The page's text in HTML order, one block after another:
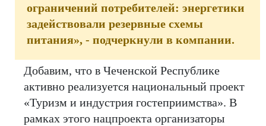
ограничений потребителей: энергетики
задействовали резервные схемы
питания», - подчеркнули в компании.
Добавим, что в Чеченской Республике
активно реализуется национальный проект
«Туризм и индустрия гостеприимства». В
рамках этого нацпроекта организаторы